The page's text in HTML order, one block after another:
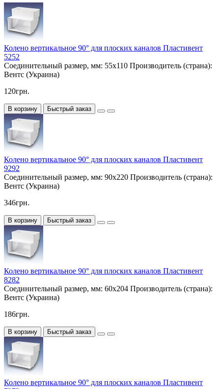
Колено вертикальное 90° для плоских каналов Пластивент
5252
Соединительный размер, мм: 55х110 Производитель (страна):
Вентс (Украина)
120грн.
В корзину Быстрый заказ
Колено вертикальное 90° для плоских каналов Пластивент
9292
Соединительный размер, мм: 90х220 Производитель (страна):
Вентс (Украина)
346грн.
В корзину Быстрый заказ
Колено вертикальное 90° для плоских каналов Пластивент
8282
Соединительный размер, мм: 60х204 Производитель (страна):
Вентс (Украина)
186грн.
В корзину Быстрый заказ
Колено вертикальное 90° для плоских каналов Пластивент